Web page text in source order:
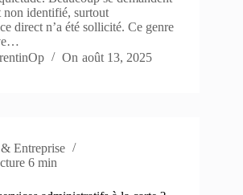
non identifié, surtout
direct n’a été sollicité. Ce genre
On août 13, 2025
Entreprise
6 min